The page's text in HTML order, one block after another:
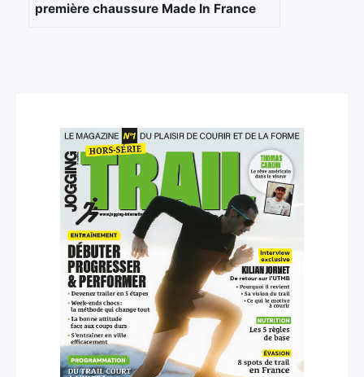
première chaussure Made In France